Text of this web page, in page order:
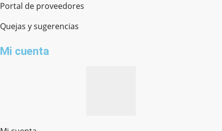
Portal de proveedores
Quejas y sugerencias
Mi cuenta